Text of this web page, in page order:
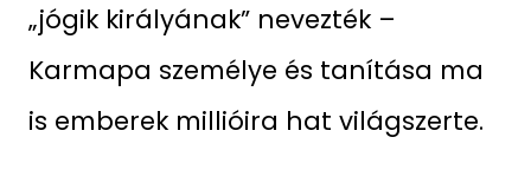
„jógik királyának” nevezték –
Karmapa személye és tanítása ma
is emberek millióira hat világszerte.